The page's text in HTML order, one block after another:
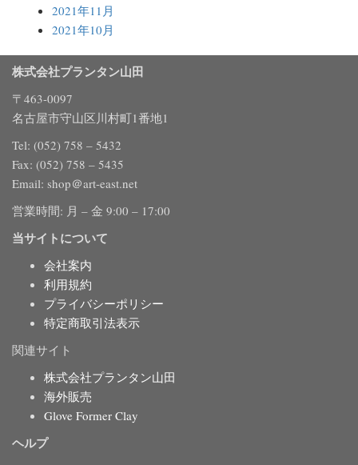
2021年11月
2021年10月
株式会社プランタン山田
〒463-0097
名古屋市守山区川村町1番地1
Tel: (052) 758 – 5432
Fax: (052) 758 – 5435
Email: shop＠art-east.net
営業時間: 月 – 金 9:00 – 17:00
当サイトについて
会社案内
利用規約
プライバシーポリシー
特定商取引法表示
関連サイト
株式会社プランタン山田
海外販売
Glove Former Clay
ヘルプ